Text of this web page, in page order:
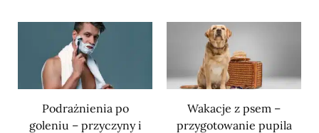
Podrażnienia po
goleniu – przyczyny i
Wakacje z psem –
przygotowanie pupila